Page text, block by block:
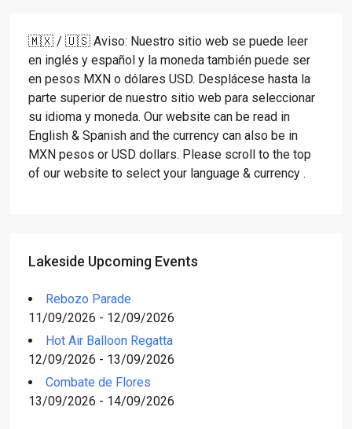
🇲🇽 / 🇺🇸 Aviso: Nuestro sitio web se puede leer
en inglés y español y la moneda también puede ser
en pesos MXN o dólares USD. Desplácese hasta la
parte superior de nuestro sitio web para seleccionar
su idioma y moneda. Our website can be read in
English & Spanish and the currency can also be in
MXN pesos or USD dollars. Please scroll to the top
of our website to select your language & currency .
Lakeside Upcoming Events
Rebozo Parade
11/09/2026 - 12/09/2026
Hot Air Balloon Regatta
12/09/2026 - 13/09/2026
Combate de Flores
13/09/2026 - 14/09/2026